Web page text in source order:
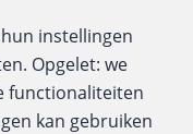
instellingen
Opgelet: we
functionaliteiten
kan gebruiken